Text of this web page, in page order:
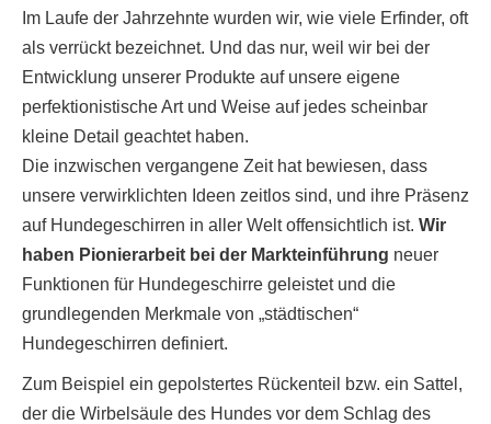
Im Laufe der Jahrzehnte wurden wir, wie viele Erfinder, oft
als verrückt bezeichnet. Und das nur, weil wir bei der
Entwicklung unserer Produkte auf unsere eigene
perfektionistische Art und Weise auf jedes scheinbar
kleine Detail geachtet haben.
Die inzwischen vergangene Zeit hat bewiesen, dass
unsere verwirklichten Ideen zeitlos sind, und ihre Präsenz
auf Hundegeschirren in aller Welt offensichtlich ist. Wir
haben Pionierarbeit bei der Markteinführung neuer
Funktionen für Hundegeschirre geleistet und die
grundlegenden Merkmale von „städtischen“
Hundegeschirren definiert.
Zum Beispiel ein gepolstertes Rückenteil bzw. ein Sattel,
der die Wirbelsäule des Hundes vor dem Schlag des